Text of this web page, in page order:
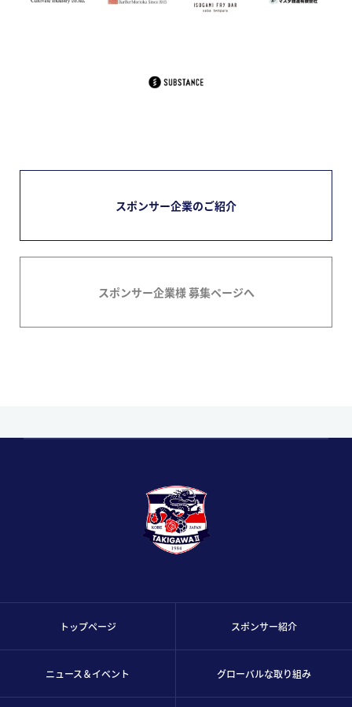
スポンサー企業のご紹介
スポンサー企業様 募集ページへ
トップページ
ニュース＆イベント
スポンサー紹介
グローバルな取り組み